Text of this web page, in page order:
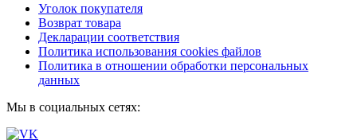
Уголок покупателя
Возврат товара
Декларации соответствия
Политика использования cookies файлов
Политика в отношении обработки персональных
данных
Мы в социальных сетях: